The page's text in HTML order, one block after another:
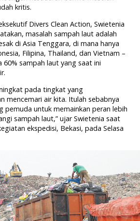
kritis.
Divers Clean Action, Swietenia
masalah sampah laut adalah
di Asia Tenggara, di mana hanya
Filipina, Thailand, dan Vietnam –
60% sampah laut yang saat ini
pada tingkat yang
mencemari air kita. Itulah sebabnya
pemuda untuk memainkan peran lebih
sampah laut,” ujar Swietenia saat
ekspedisi, Bekasi, pada Selasa